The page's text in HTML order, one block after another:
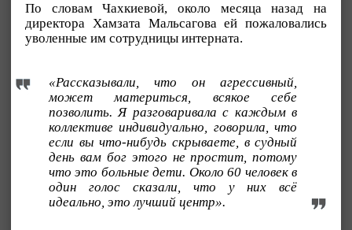
По словам Чахкиевой, около месяца назад на
директора Хамзата Мальсагова ей пожаловались
уволенные им сотрудницы интерната.
«Рассказывали, что он агрессивный,
может материться, всякое себе
позволить. Я разговаривала с каждым в
коллективе индивидуально, говорила, что
если вы что-нибудь скрываете, в судный
день вам бог этого не простит, потому
что это больные дети. Около 60 человек в
один голос сказали, что у них всё
идеально, это лучший центр».